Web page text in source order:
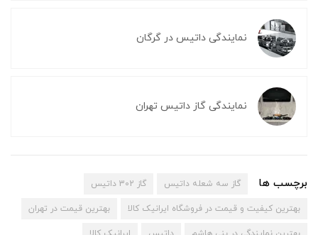
نمایندگی داتیس در گرگان
نمایندگی گاز داتیس تهران
برچسب ها گاز سه شعله داتیس گاز 302 داتیس
بهترین کیفیت و قیمت در فروشگاه ایرانیک کالا بهترین قیمت در تهران